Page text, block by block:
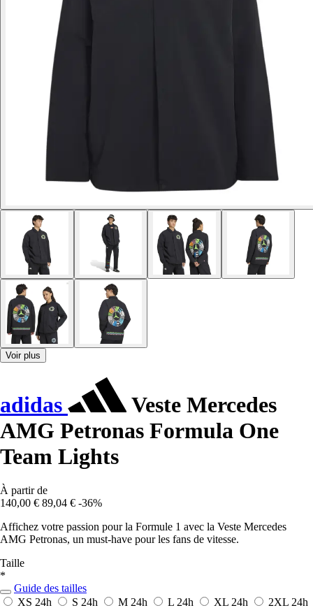
Voir plus
adidas
Veste Mercedes
AMG Petronas Formula One
Team Lights
À partir de
140,00 € 89,04 € -36%
Affichez votre passion pour la Formule 1 avec la Veste Mercedes
AMG Petronas, un must-have pour les fans de vitesse.
Taille
*
Guide des tailles
XS 24h S 24h M 24h L 24h XL 24h 2XL 24h